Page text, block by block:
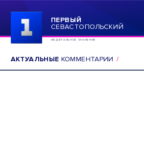
ПЕРВЫЙ
СЕВАСТОПОЛЬСКИЙ
ФЕДЕРАЛЬНОЕ ЗНАЧЕНИЕ
АКТУАЛЬНЫЕ КОММЕНТАРИИ